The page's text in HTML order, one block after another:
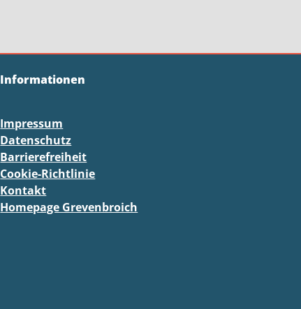
Informationen
Impressum
Datenschutz
Barrierefreiheit
Cookie-Richtlinie
Kontakt
Homepage Grevenbroich